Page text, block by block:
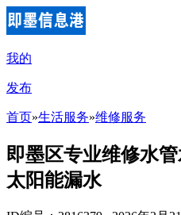
我的
发布
首页»生活服务»维修服务
即墨区专业维修水
太阳能漏水